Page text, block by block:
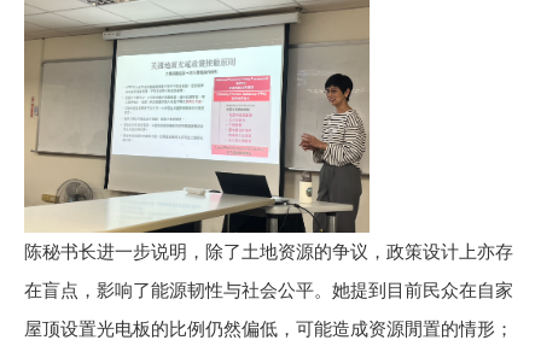
陈秘书长进一步说明，除了土地资源的争议，政策设计上亦存
在盲点，影响了能源韧性与社会公平。她提到目前民众在自家
屋顶设置光电板的比例仍然偏低，可能造成资源閒置的情形；